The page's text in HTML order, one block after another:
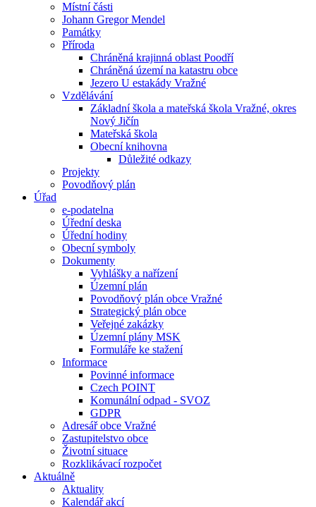
Místní části
Johann Gregor Mendel
Památky
Příroda
Chráněná krajinná oblast Poodří
Chráněná území na katastru obce
Jezero U estakády Vražné
Vzdělávání
Základní škola a mateřská škola Vražné, okres
Nový Jičín
Mateřská škola
Obecní knihovna
Důležité odkazy
Projekty
Povodňový plán
Úřad
e-podatelna
Úřední deska
Úřední hodiny
Obecní symboly
Dokumenty
Vyhlášky a nařízení
Územní plán
Povodňový plán obce Vražné
Strategický plán obce
Veřejné zakázky
Územní plány MSK
Formuláře ke stažení
Informace
Povinné informace
Czech POINT
Komunální odpad - SVOZ
GDPR
Adresář obce Vražné
Zastupitelstvo obce
Životní situace
Rozklikávací rozpočet
Aktuálně
Aktuality
Kalendář akcí